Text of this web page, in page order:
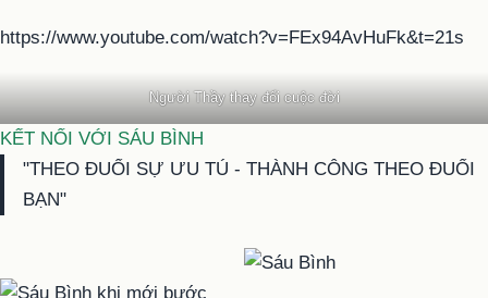
https://www.youtube.com/watch?v=FEx94AvHuFk&t=21s
Người Thầy thay đổi cuộc đời
KẾT NỐI VỚI SÁU BÌNH
"THEO ĐUỔI SỰ ƯU TÚ - THÀNH CÔNG THEO ĐUỔI
BẠN"